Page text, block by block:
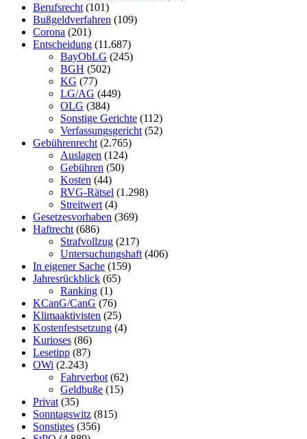
Berufsrecht (101)
Bußgeldverfahren (109)
Corona (201)
Entscheidung (11.687)
BayObLG (245)
BGH (502)
KG (77)
LG/AG (449)
OLG (384)
Sonstige Gerichte (112)
Verfassungsgericht (52)
Gebührenrecht (2.765)
Auslagen (124)
Gebühren (50)
Kosten (44)
RVG-Rätsel (1.298)
Streitwert (4)
Gesetzesvorhaben (369)
Haftrecht (686)
Strafvollzug (217)
Untersuchungshaft (406)
In eigener Sache (159)
Jahresrückblick (65)
Ranking (1)
KCanG/CanG (76)
Klimaaktivisten (25)
Kostenfestsetzung (4)
Kurioses (86)
Lesetipp (87)
OWi (2.243)
Fahrverbot (62)
Geldbuße (15)
Privat (35)
Sonntagswitz (815)
Sonstiges (356)